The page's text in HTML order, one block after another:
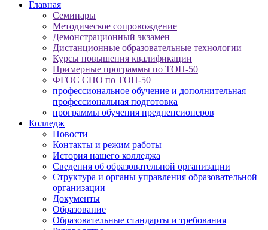
Главная
Семинары
Методическое сопровождение
Демонстрационный экзамен
Дистанционные образовательные технологии
Курсы повышения квалификации
Примерные программы по ТОП-50
ФГОС СПО по ТОП-50
профессиональное обучение и дополнительная
профессиональная подготовка
программы обучения предпенсионеров
Колледж
Новости
Контакты и режим работы
История нашего колледжа
Сведения об образовательной организации
Структура и органы управления образовательной
организации
Документы
Образование
Образовательные стандарты и требования